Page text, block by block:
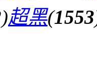
)超黑(1553